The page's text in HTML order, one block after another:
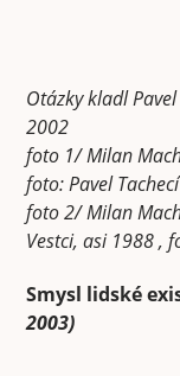
Otázky kladl
2002
foto 1/ Milan
foto: Pavel Tachecí
foto 2/ Milan
Vestci, asi 1988 ,
Smysl lidské
2003)